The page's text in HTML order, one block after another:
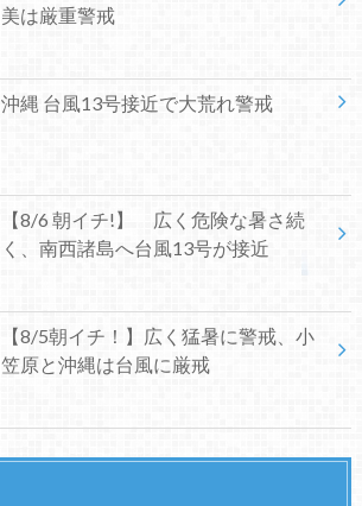
美は厳重警戒
沖縄 台風13号接近で大荒れ警戒
【8/6 朝イチ!】 広く危険な暑さ続
く、南西諸島へ台風13号が接近
【8/5朝イチ！】広く猛暑に警戒、小
笠原と沖縄は台風に厳戒